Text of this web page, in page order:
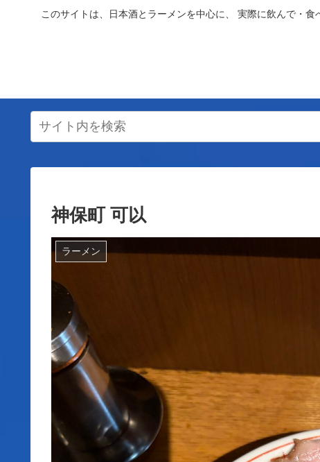
このサイトは、日本酒とラーメンを中心に、 実際に飲んで・
神保町 可以
ラーメン